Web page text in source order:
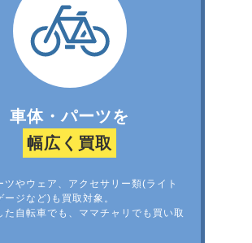
車体・パーツを
幅広く買取
ツやウェア、アクセサリー類(ライト
ージなど)も買取対象。
た自転車でも、ママチャリでも買い取